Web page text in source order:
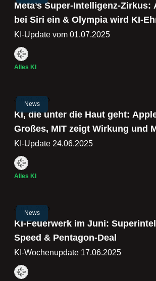
Meta’s
bei Siri ein & Olympia wird
KI-Update vom 01.07.2025
Alles KI
News
Jun 24, 2025
KI, die unter die Haut geht:
Großes, MIT zeigt Wirkung und
lässt Bilder tanzen
KI-Update 24.06.2025
Alles KI
News
Jun 17, 2025
KI‐Feuerwerk im Juni:
Speed & Pentagon‐Deal
KI-Wochenupdate 17.06.2025